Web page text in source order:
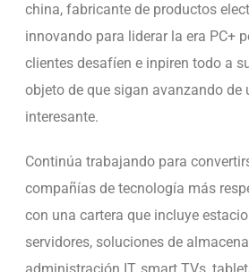
china, fabricante de productos
innovando para liderar la era PC+
clientes desafíen e inpiren todo a
objeto de que sigan avanzando de
interesante.
Continúa trabajando para
compañías de tecnología más
con una cartera que incluye
servidores, soluciones de